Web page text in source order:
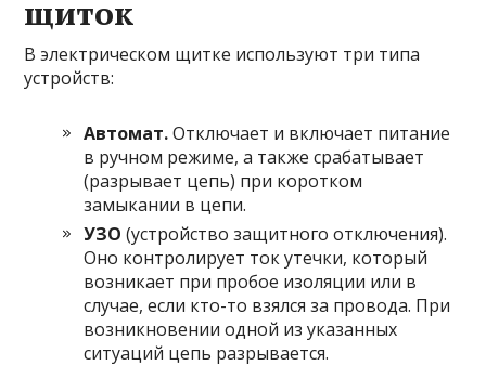
щиток
В электрическом щитке используют три типа
устройств:
Автомат.Отключает и включает питание
в ручном режиме, а также срабатывает
(разрывает цепь) при коротком
замыкании в цепи.
УЗО (устройство защитного отключения).
Оно контролирует ток утечки, который
возникает при пробое изоляции или в
случае, если кто-то взялся за провода. При
возникновении одной из указанных
ситуаций цепь разрывается.